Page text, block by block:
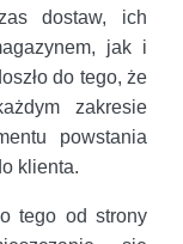
dostaw, ich
jak i
do tego, że
zakresie
powstania
klienta.
tego od strony